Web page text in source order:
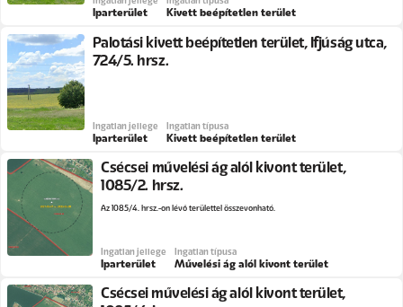
Iparterület Kivett beépítetlen terület
Palotási kivett beépítetlen terület, Ifjúság utca,
724/5. hrsz.
Ingatlan jellege
Iparterület
Ingatlan típusa
Kivett beépítetlen terület
Csécsei művelési ág alól kivont terület,
1085/2. hrsz.
Az 1085/4. hrsz.-on lévő területtel összevonható.
Ingatlan jellege
Iparterület
Ingatlan típusa
Művelési ág alól kivont terület
Csécsei művelési ág alól kivont terület,